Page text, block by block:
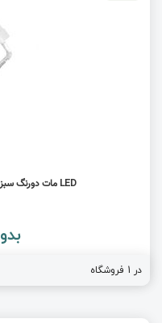
LED مات دورنگ سبز-قرمز رایت 3mm کاتد مشترک
در 1 فروشگاه